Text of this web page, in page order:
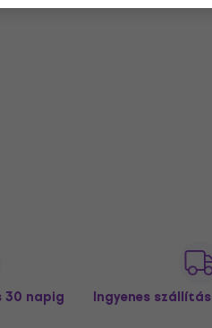
30 napig Ingyenes szállítás